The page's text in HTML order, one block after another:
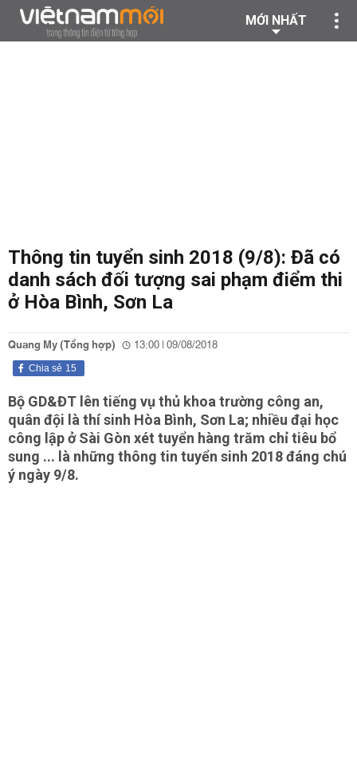
MỚI NHẤT
Thông tin tuyển sinh 2018 (9/8): Đã có
danh sách đối tượng sai phạm điểm thi
ở Hòa Bình, Sơn La
Quang My (Tổng hợp) 13:00 | 09/08/2018
15
Chia sẻ
Bộ GD&ĐT lên tiếng vụ thủ khoa trường công an,
quân đội là thí sinh Hòa Bình, Sơn La; nhiều đại học
công lập ở Sài Gòn xét tuyển hàng trăm chỉ tiêu bổ
sung ... là những thông tin tuyển sinh 2018 đáng chú
ý ngày 9/8.